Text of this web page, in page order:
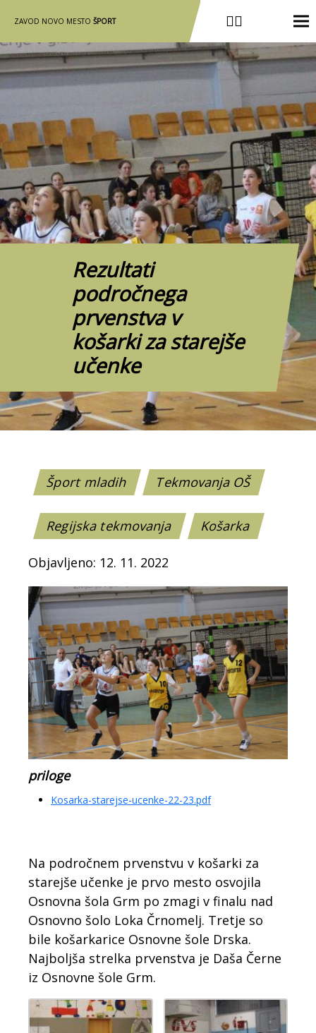
ZAVOD NOVO MESTO ŠPORT
Rezultati
področnega
prvenstva v
košarki za starejše
učenke
Šport mladih Tekmovanja OŠ
Regijska tekmovanja Košarka
Objavljeno: 12. 11. 2022
priloge
Kosarka-starejse-ucenke-22-23.pdf
Na področnem prvenstvu v košarki za
starejše učenke je prvo mesto osvojila
Osnovna šola Grm po zmagi v finalu nad
Osnovno šolo Loka Črnomelj. Tretje so
bile košarkarice Osnovne šole Drska.
Najboljša strelka prvenstva je Daša Černe
iz Osnovne šole Grm.